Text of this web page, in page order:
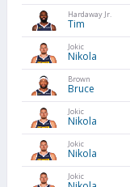
Hardaway Jr.
Tim
Jokic
Nikola
Brown
Bruce
Jokic
Nikola
Jokic
Nikola
Jokic